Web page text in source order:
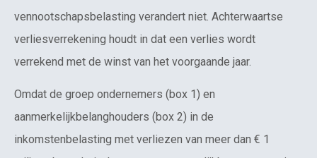
vennootschapsbelasting verandert niet. Achterwaartse
verliesverrekening houdt in dat een verlies wordt
verrekend met de winst van het voorgaande jaar.
Omdat de groep ondernemers (box 1) en
aanmerkelijkbelanghouders (box 2) in de
inkomstenbelasting met verliezen van meer dan € 1